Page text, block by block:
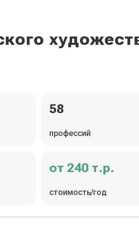
58
профессий
от 240 т.р.
стоимость/год